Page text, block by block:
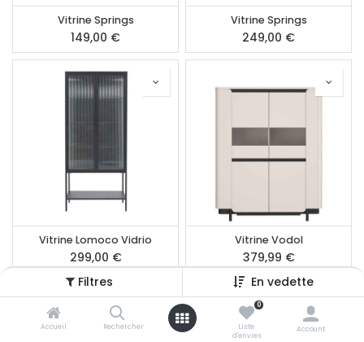
Filtres En vedette
Accueil Rechercher
0
Liste
d'envies
Account
Vitrine Springs
149,00 €
Vitrine Springs
249,00 €
Vitrine Lomoco Vidrio
299,00 €
Vitrine Vodol
379,99 €